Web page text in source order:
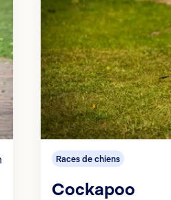
Races de chiens
Cockapoo